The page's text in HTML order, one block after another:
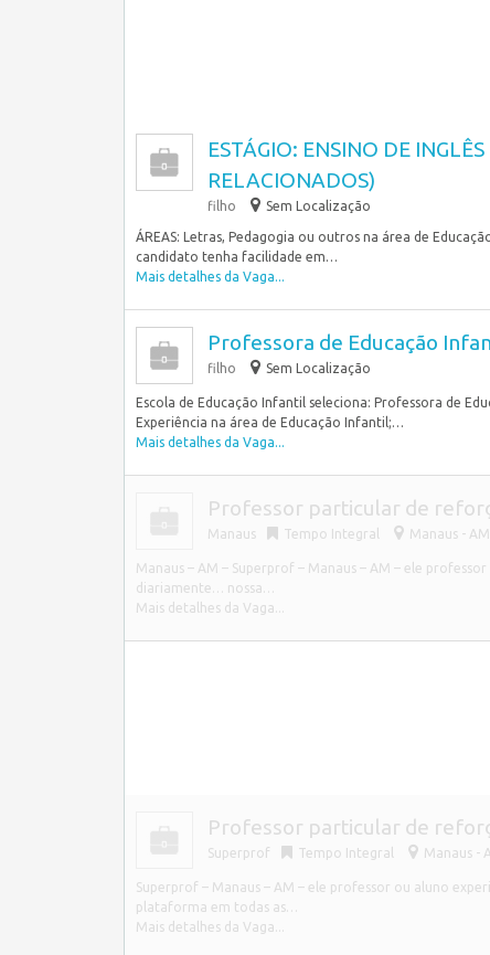
ESTÁGIO: ENSINO DE
RELACIONADOS)
filho Sem Localização
ÁREAS: Letras, Pedagogia ou outros na área de
candidato tenha facilidade em…
Mais detalhes da Vaga...
Professora de Educação
filho Sem Localização
Escola de Educação Infantil seleciona: Professora de
Experiência na área de Educação Infantil;…
Mais detalhes da Vaga...
Professor particular de
Manaus Tempo Integral Manaus -
Manaus – AM – Superprof – Manaus – AM – ele
diariamente… nossa…
Mais detalhes da Vaga...
Professor particular de
Superprof Tempo Integral Manaus -
Superprof – Manaus – AM – ele professor ou aluno
plataforma em todas as…
Mais detalhes da Vaga...